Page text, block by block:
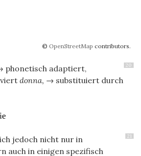
© OpenStreetMap contributors.
20
→ phonetisch adaptiert,
donna, → substituiert durch
21
jedoch nicht nur in
auch in einigen spezifisch